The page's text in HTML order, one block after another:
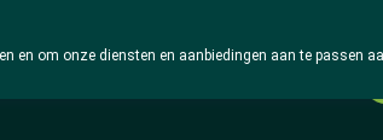
en om onze diensten en aanbiedingen aan te passen